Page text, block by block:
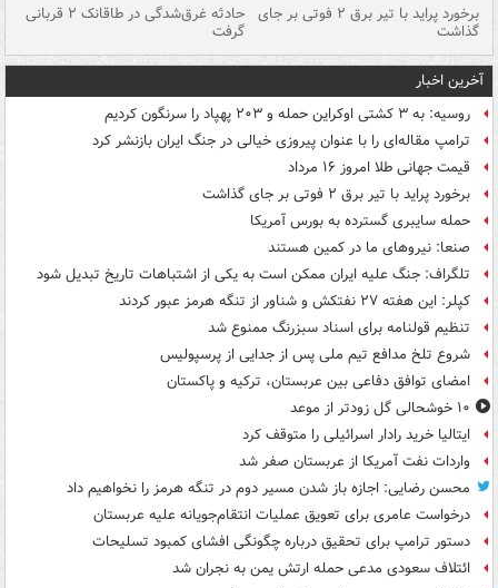
برخورد پراید با تیر برق ۲ فوتی بر جای
گذاشت
حادثه غرق‌شدگی در طاقانک ۲ قربانی
گرفت
آخرین اخبار
روسیه: به ۳ کشتی اوکراین حمله و ۲۰۳ پهپاد را سرنگون کردیم
ترامپ مقاله‌ای را با عنوان پیروزی خیالی در جنگ ایران بازنشر کرد
قیمت جهانی طلا امروز ۱۶ مرداد
برخورد پراید با تیر برق ۲ فوتی بر جای گذاشت
حمله سایبری گسترده به بورس آمریکا
صنعا: نیروهای ما در کمین‌ هستند
تلگراف: جنگ علیه ایران ممکن است به یکی از اشتباهات تاریخ تبدیل شود
کپلر: این هفته ۲۷ نفتکش و شناور از تنگه هرمز عبور کردند
تنظیم قولنامه برای اسناد سبزرنگ ممنوع شد
شروع تلخ مدافع تیم ملی پس از جدایی از پرسپولیس
امضای توافق دفاعی بین عربستان، ترکیه و پاکستان
۱۰ خوشحالی گل زودتر از موعد
ایتالیا خرید رادار اسرائیلی را متوقف کرد
واردات نفت آمریکا از عربستان صفر شد
محسن رضایی: اجازه باز شدن مسیر دوم در تنگه هرمز را نخواهیم داد
درخواست عامری برای تعویق عملیات انتقام‌جویانه علیه عربستان
دستور ترامپ برای تحقیق درباره چگونگی افشای کمبود تسلیحات
ائتلاف سعودی مدعی حمله ارتش یمن به نجران شد